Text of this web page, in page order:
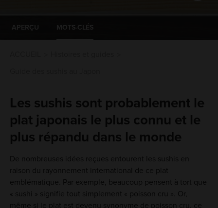
APERÇU MOTS-CLÉS
Les sushis sont probablement le
plat japonais le plus connu et le
plus répandu dans le monde
De nombreuses idées reçues entourent les sushis en
raison du rayonnement international de ce plat
emblématique. Par exemple, beaucoup pensent à tort que
« sushi » signifie tout simplement « poisson cru ». Or,
même si le plat est devenu synonyme de poisson cru, ce